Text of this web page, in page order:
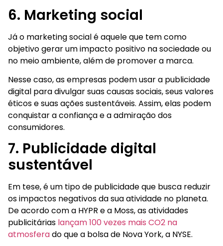
6. Marketing social
Já o marketing social é aquele que tem como
objetivo gerar um impacto positivo na sociedade ou
no meio ambiente, além de promover a marca.
Nesse caso, as empresas podem usar a publicidade
digital para divulgar suas causas sociais, seus valores
éticos e suas ações sustentáveis. Assim, elas podem
conquistar a confiança e a admiração dos
consumidores.
7. Publicidade digital
sustentável
Em tese, é um tipo de publicidade que busca reduzir
os impactos negativos da sua atividade no planeta.
De acordo com a HYPR e a Moss, as atividades
publicitárias lançam 100 vezes mais CO2 na
atmosferado que a bolsa de Nova York, a NYSE.